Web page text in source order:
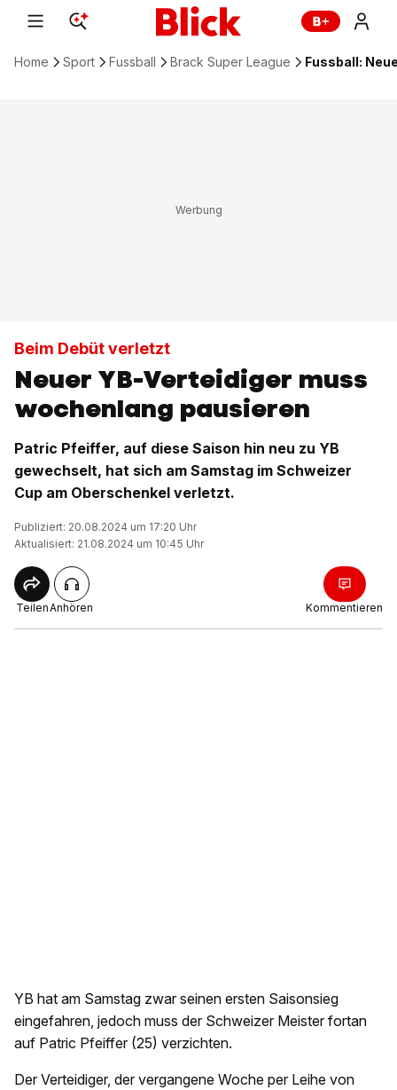
Home Sport Fussball Brack Super League Fussball:
Beim Debüt verletzt
Neuer YB-Verteidiger muss
wochenlang pausieren
Patric Pfeiffer, auf diese Saison hin neu zu YB
gewechselt, hat sich am Samstag im Schweizer
Cup am Oberschenkel verletzt.
Publiziert: 20.08.2024 um 17:20 Uhr
Aktualisiert: 21.08.2024 um 10:45 Uhr
TeilenAnhören Kommentieren
YB hat am Samstag zwar seinen ersten Saisonsieg
eingefahren, jedoch muss der Schweizer Meister fortan
auf Patric Pfeiffer (25) verzichten.
Der Verteidiger, der vergangene Woche per Leihe von